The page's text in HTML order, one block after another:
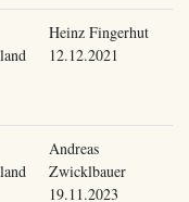
Heinz Fingerhut
12.12.2021
Andreas
Zwicklbauer
19.11.2023